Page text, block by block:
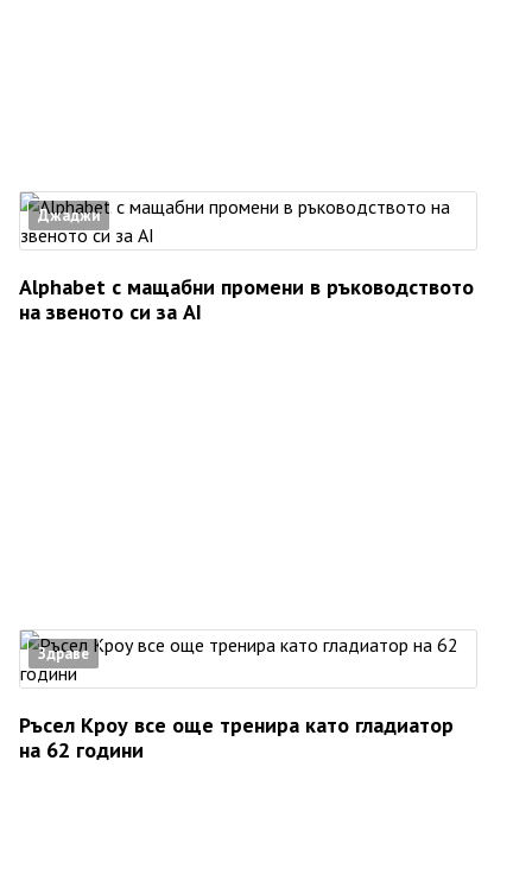
Джаджи
Alphabet с мащабни промени в ръководството
на звеното си за AI
Здраве
Ръсел Кроу все още тренира като гладиатор
на 62 години